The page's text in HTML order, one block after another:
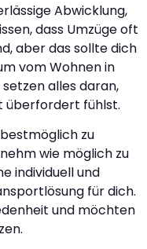
Abwicklung,
dass Umzüge oft
aber das sollte dich
vom Wohnen in
alles daran,
überfordert fühlst.
zu
wie möglich zu
individuell und
für dich.
und möchten